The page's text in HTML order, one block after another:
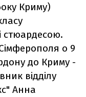
Криму)
стюардесою.
о 9
до Криму -
відділу
Анна